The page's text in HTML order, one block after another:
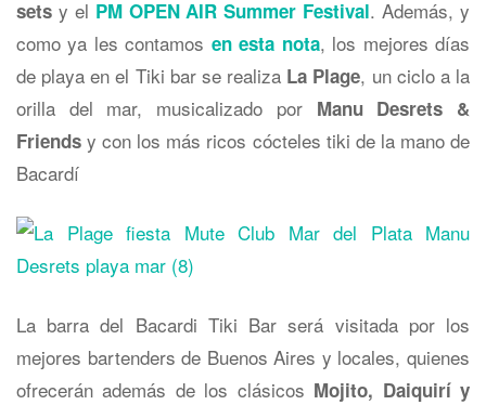
sets y el PM OPEN AIR Summer Festival. Además, y
como ya les contamos en esta nota, los mejores días
de playa en el Tiki bar se realiza La Plage, un ciclo a la
orilla del mar, musicalizado por Manu Desrets &
Friends y con los más ricos cócteles tiki de la mano de
Bacardí
La barra del Bacardi Tiki Bar será visitada por los
mejores bartenders de Buenos Aires y locales, quienes
ofrecerán además de los clásicos Mojito, Daiquirí y